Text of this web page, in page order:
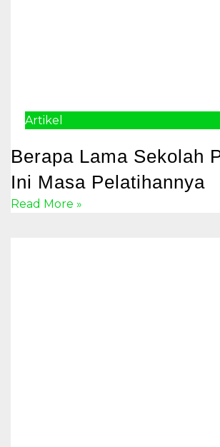
Artikel
Berapa Lama Sekolah
Ini Masa Pelatihannya
Read More »